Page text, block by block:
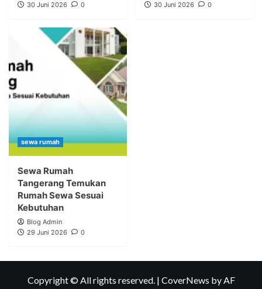
30 Juni 2026
0
30 Juni 2026
0
sewa rumah
Sewa Rumah
Tangerang Temukan
Rumah Sewa Sesuai
Kebutuhan
Blog Admin
29 Juni 2026
0
Copyright © All rights reserved. | CoverNews by AF